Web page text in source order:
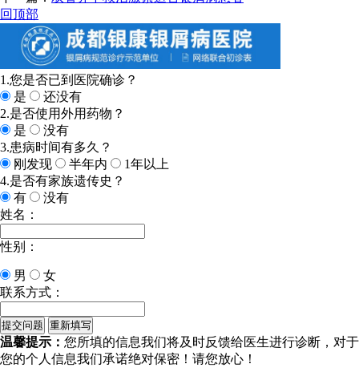
回顶部
1.您是否已到医院确诊？
是
还没有
2.是否使用外用药物？
是
没有
3.患病时间有多久？
刚发现
半年内
1年以上
4.是否有家族遗传史？
有
没有
姓名：
性别：
男
女
联系方式：
温馨提示： 您所填的信息我们将及时反馈给医生进行诊断，对于
您的个人信息我们承诺绝对保密！请您放心！